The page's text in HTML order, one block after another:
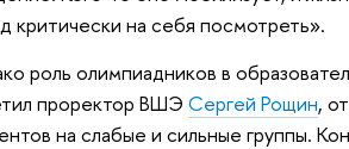
критически на себя посмотреть».
роль олимпиадников в
проректор ВШЭ Сергей Рощин,
на слабые и сильные группы.